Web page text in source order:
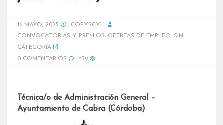
16 MAYO, 2025
COPYSCYL
CONVOCATORIAS Y PREMIOS, OFERTAS DE EMPLEO, SIN
CATEGORÍA
0 COMENTARIOS
439
Técnica/o de Administración General –
Ayuntamiento de Cabra (Córdoba)